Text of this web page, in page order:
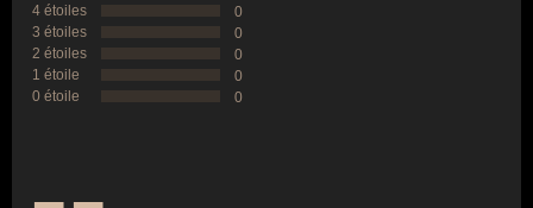
4 étoiles
0
3 étoiles
0
2 étoiles
0
1 étoile
0
0 étoile
0